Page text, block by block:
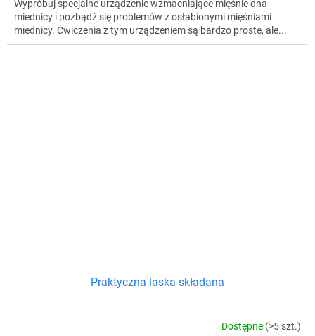
Wypróbuj specjalne urządzenie wzmacniające mięśnie dna
miednicy i pozbądź się problemów z osłabionymi mięśniami
miednicy. Ćwiczenia z tym urządzeniem są bardzo proste, ale...
Praktyczna laska składana
Dostępne (>5 szt.)